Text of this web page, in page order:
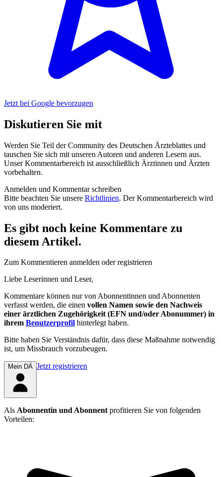
Jetzt bei Google bevorzugen
Diskutieren Sie mit
Werden Sie Teil der Community des Deutschen Ärzteblattes und
tauschen Sie sich mit unseren Autoren und anderen Lesern aus.
Unser Kommentarbereich ist ausschließlich Ärztinnen und Ärzten
vorbehalten.
Anmelden und Kommentar schreiben
Bitte beachten Sie unsere Richtlinien. Der Kommentarbereich wird
von uns moderiert.
Es gibt noch keine Kommentare zu
diesem Artikel.
Zum Kommentieren anmelden oder registrieren
Liebe Leserinnen und Leser,
Kommentare können nur von Abonnentinnen und Abonnenten
verfasst werden, die einen vollen Namen sowie den Nachweis
einer ärztlichen Zugehörigkeit (EFN und/oder Abonummer) in
ihrem Benutzerprofil hinterlegt haben.
Bitte haben Sie Verständnis dafür, dass diese Maßnahme notwendig
ist, um Missbrauch vorzubeugen.
Mein DÄ Jetzt registrieren
Als Abonnentin und Abonnentprofitieren Sie von folgenden
Vorteilen: